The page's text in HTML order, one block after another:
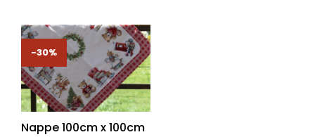
-30%
-30%
Nappe 100cm x 100cm